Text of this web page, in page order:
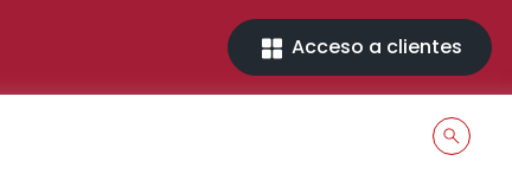
Acceso a clientes